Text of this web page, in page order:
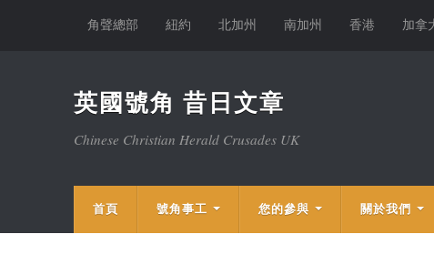
角聲總部 紐約 北加州 南加州 香港 加拿
英國號角 昔日文章
Chinese Christian Herald Crusades UK
首頁 號角事工 您的參與 關於我們